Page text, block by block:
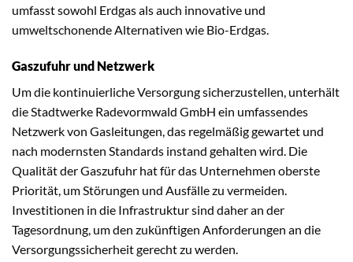
umfasst sowohl Erdgas als auch innovative und
umweltschonende Alternativen wie Bio-Erdgas.
Gaszufuhr und Netzwerk
Um die kontinuierliche Versorgung sicherzustellen, unterhält
die Stadtwerke Radevormwald GmbH ein umfassendes
Netzwerk von Gasleitungen, das regelmäßig gewartet und
nach modernsten Standards instand gehalten wird. Die
Qualität der Gaszufuhr hat für das Unternehmen oberste
Priorität, um Störungen und Ausfälle zu vermeiden.
Investitionen in die Infrastruktur sind daher an der
Tagesordnung, um den zukünftigen Anforderungen an die
Versorgungssicherheit gerecht zu werden.